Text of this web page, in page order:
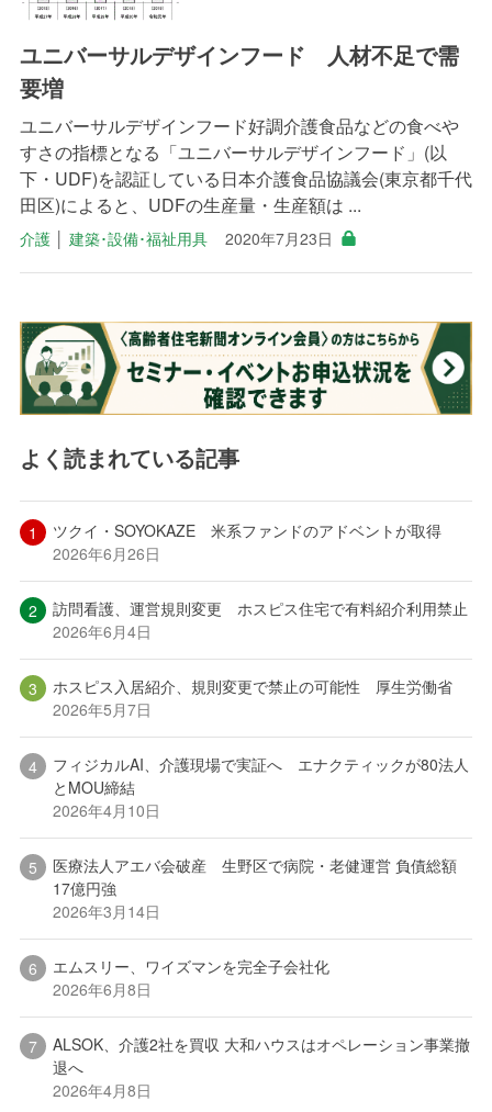
ユニバーサルデザインフード 人材不足で需
要増
ユニバーサルデザインフード好調介護食品などの食べや
すさの指標となる「ユニバーサルデザインフード」(以
下・UDF)を認証している日本介護食品協議会(東京都千代
田区)によると、UDFの生産量・生産額は ...
介護│ 建築･設備･福祉用具 2020年7月23日
よく読まれている記事
ツクイ・SOYOKAZE 米系ファンドのアドベントが取得
2026年6月26日
訪問看護、運営規則変更 ホスピス住宅で有料紹介利用禁止
2026年6月4日
ホスピス入居紹介、規則変更で禁止の可能性 厚生労働省
2026年5月7日
フィジカルAI、介護現場で実証へ エナクティックが80法人
とMOU締結
2026年4月10日
医療法人アエバ会破産 生野区で病院・老健運営 負債総額
17億円強
2026年3月14日
エムスリー、ワイズマンを完全子会社化
2026年6月8日
ALSOK、介護2社を買収 大和ハウスはオペレーション事業撤
退へ
2026年4月8日